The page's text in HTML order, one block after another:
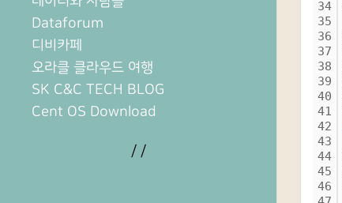
Dataforum
디비카페
오라클 클라우드 여행
SK C&C TECH BLOG
Cent OS Download
/ /
34
35
36
37
38
39
40
41
42
43
44
45
46